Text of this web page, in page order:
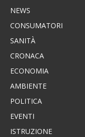
NEWS
CONSUMATORI
SANITÀ
CRONACA
ECONOMIA
AMBIENTE
POLITICA
EVENTI
ISTRUZIONE